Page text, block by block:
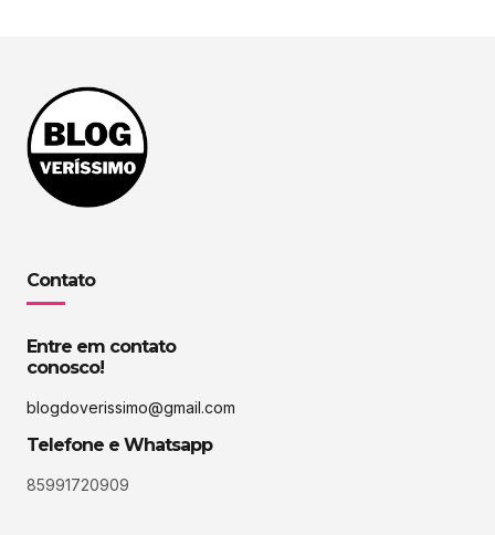
Contato
Entre em contato
conosco!
blogdoverissimo@gmail.com
Telefone e Whatsapp
85991720909